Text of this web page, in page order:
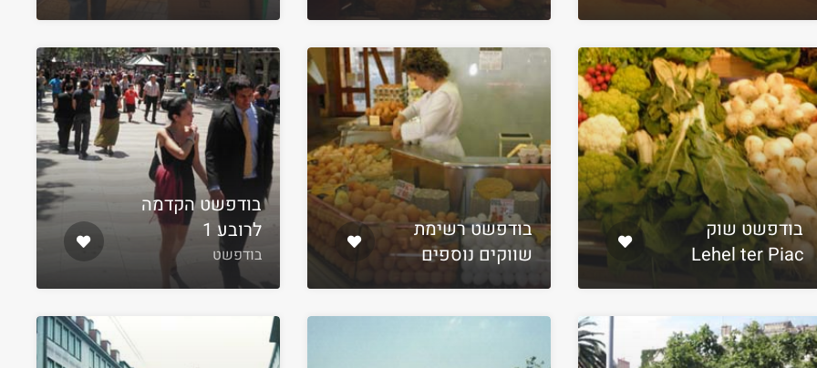
בודפשט שוק
Lehel ter Piac
בודפשט רשימת
שווקים נוספים
בודפשט הקדמה
לרובע 1
בודפשט